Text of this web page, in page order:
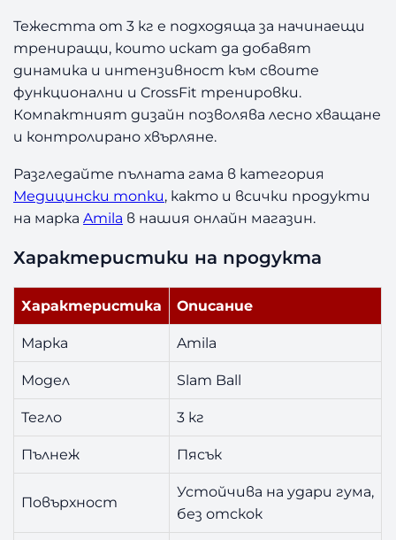
S
m
B
a
3
к
г
Тежестта от 3 кг е подходяща за начинаещи
трениращи, които искат да добавят
динамика и интензивност към своите
функционални и CrossFit тренировки.
Компактният дизайн позволява лесно хващане
и контролирано хвърляне.
Разгледайте пълната гама в категория
Медицински топки, както и всички продукти
на маркаAmila в нашия онлайн магазин.
Характеристики на продукта
Характеристика Описание
Марка Amila
Модел Slam Ball
Тегло 3 кг
Пълнеж Пясък
Повърхност
Устойчива на удари гума,
без отскок